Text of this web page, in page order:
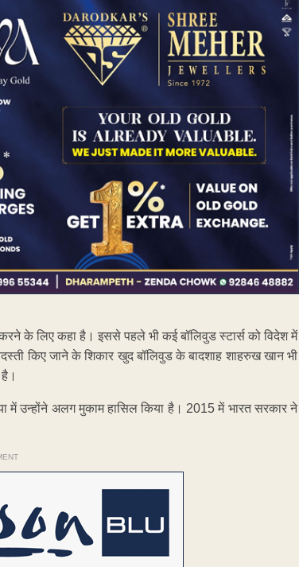
के लिए कहा है। इससे पहले भी कई बॉलिवुड स्टार्स को विदेश में
किए जाने के शिकार खुद बॉलिवुड के बादशाह शाहरुख खान भी
में उन्होंने अलग मुकाम हासिल किया है। 2015 में भारत सरकार ने